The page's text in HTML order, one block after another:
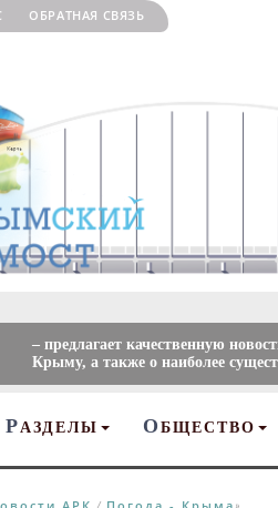
ОБРАТНАЯ СВЯЗЬ
– предлагает качественную
Крыму, а также о наиболее
Р АЗДЕЛЫ О БЩЕСТВО